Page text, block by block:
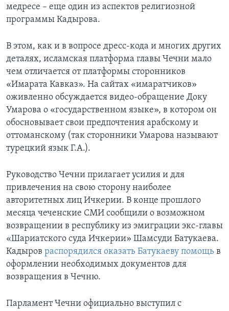
медресе – еще один из аспектов религиозной
программы Кадырова.
В этом, как и в вопросе дресс-кода и многих других
деталях, исламская платформа главы Чечни мало
чем отличается от платформы сторонников
«Имарата Кавказ». На сайтах «имаратчиков»
оживленно обсуждается видео-обращение Доку
Умарова о «государственном языке», в котором он
обосновывает свои предпочтения арабскому и
оттоманскому (так сторонники Умарова называют
турецкий язык Г.А.).
Руководство Чечни прилагает усилия и для
привлечения на свою сторону наиболее
авторитетных лиц Ичкерии. В конце прошлого
месяца чеченские СМИ сообщили о возможном
возвращении в республику из эмиграции экс-главы
«Шариатского суда Ичкерии» Шамсуди Батукаева.
Кадыров распорядился оказать Батукаеву помощь в
оформлении необходимых документов для
возвращения в Чечню.
Парламент Чечни официально выступил с